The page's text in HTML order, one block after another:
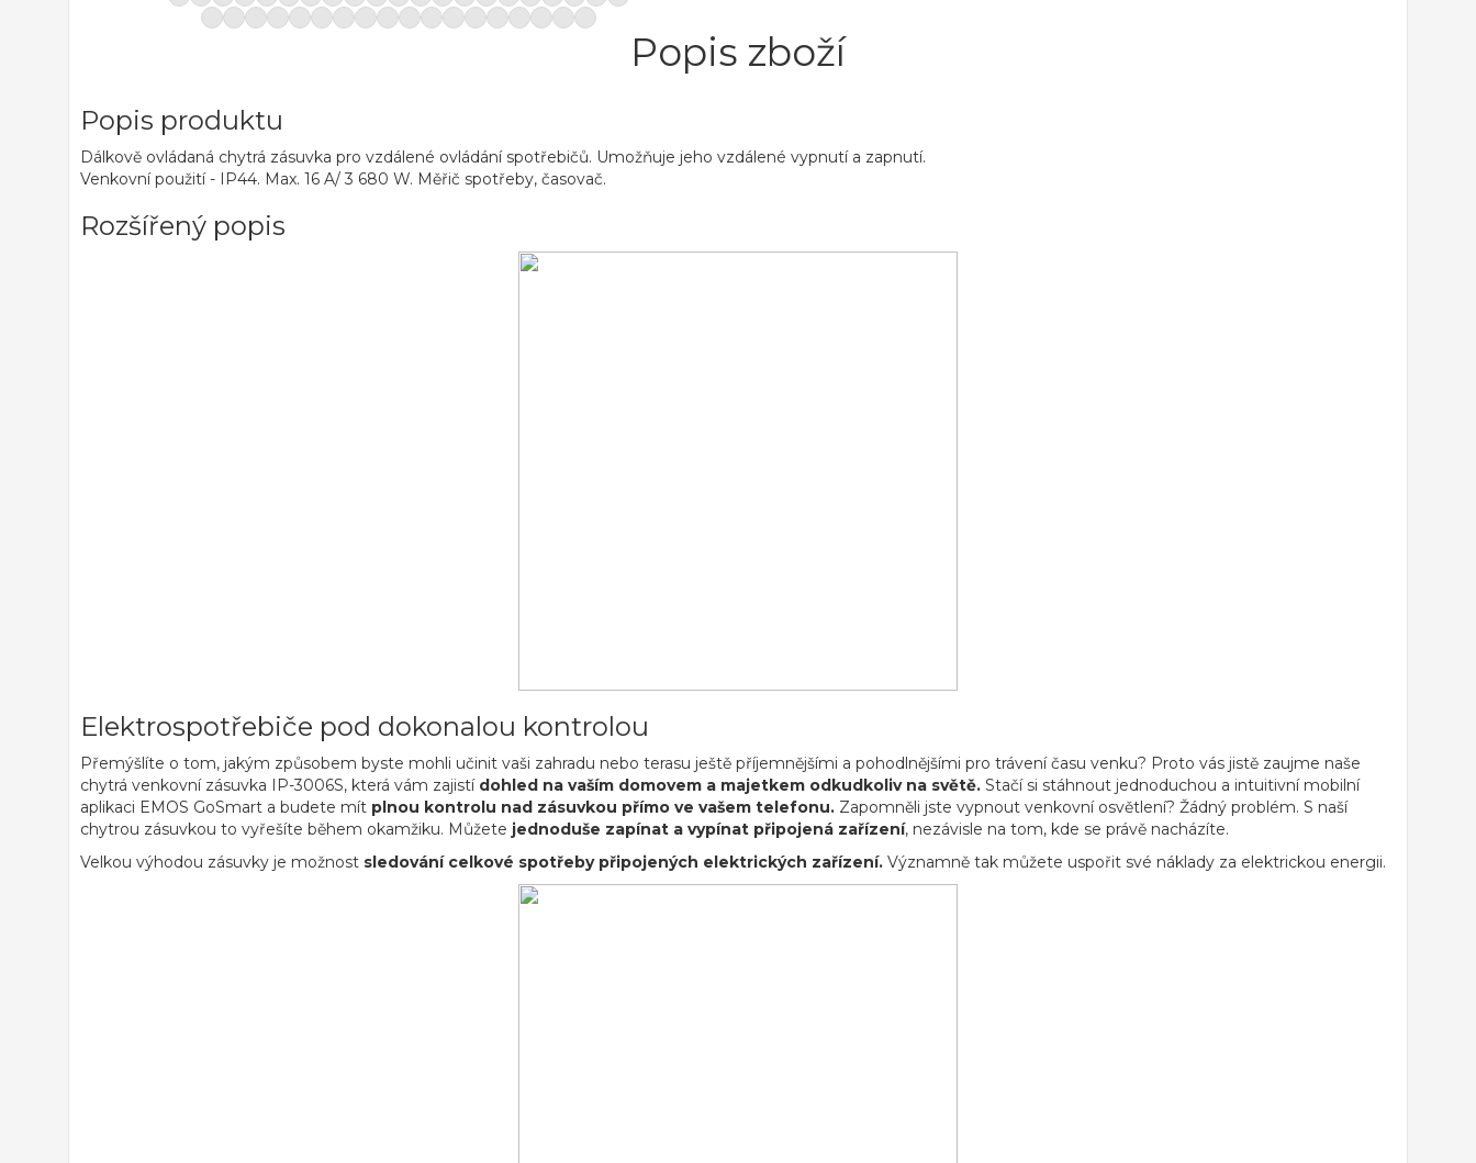
Popis zboží
Popis produktu
Dálkově ovládaná chytrá zásuvka pro vzdálené ovládání spotřebičů. Umožňuje jeho vzdálené vypnutí a zapnutí.
Venkovní použití - IP44. Max. 16 A/ 3 680 W. Měřič spotřeby, časovač.
Rozšířený popis
Elektrospotřebiče pod dokonalou kontrolou
Přemýšlíte o tom, jakým způsobem byste mohli učinit vaši zahradu nebo terasu ještě příjemnějšími a pohodlnějšími pro trávení času venku? Proto vás jistě zaujme naše
chytrá venkovní zásuvka IP-3006S, která vám zajistí dohled na vaším domovem a majetkem odkudkoliv na světě. Stačí si stáhnout jednoduchou a intuitivní mobilní
aplikaci EMOS GoSmart a budete mít plnou kontrolu nad zásuvkou přímo ve vašem telefonu. Zapomněli jste vypnout venkovní osvětlení? Žádný problém. S naší
chytrou zásuvkou to vyřešíte během okamžiku. Můžete jednoduše zapínat a vypínat připojená zařízení, nezávisle na tom, kde se právě nacházíte.
Velkou výhodou zásuvky je možnost sledování celkové spotřeby připojených elektrických zařízení. Významně tak můžete uspořit své náklady za elektrickou energii.